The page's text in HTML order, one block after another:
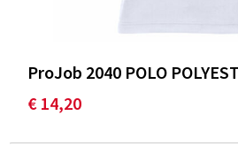
ProJob 2040 POLO
€ 14,20